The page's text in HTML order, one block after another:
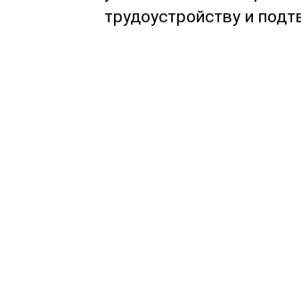
трудоустройству и